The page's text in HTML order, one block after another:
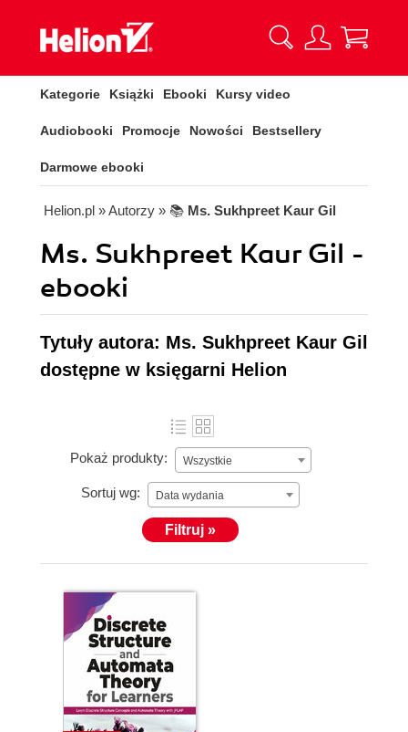
Kategorie Książki Ebooki Kursy video
Audiobooki Promocje Nowości Bestsellery
Darmowe ebooki
Helion.pl » Autorzy » 📚 Ms. Sukhpreet Kaur Gil
Ms. Sukhpreet Kaur Gil -
ebooki
Tytuły autora: Ms. Sukhpreet Kaur Gil
dostępne w księgarni Helion
Pokaż produkty: Wszystkie
Sortuj wg: Data wydania
Filtruj »